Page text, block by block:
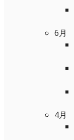
6月
4月